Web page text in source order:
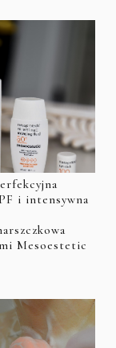
i intensywna
Mesoestetic